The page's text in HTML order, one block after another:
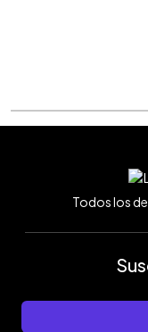
Todos los